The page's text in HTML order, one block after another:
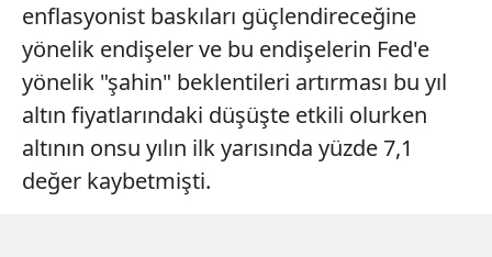
enflasyonist baskıları güçlendireceğine
yönelik endişeler ve bu endişelerin Fed'e
yönelik "şahin" beklentileri artırması bu yıl
altın fiyatlarındaki düşüşte etkili olurken
altının onsu yılın ilk yarısında yüzde 7,1
değer kaybetmişti.